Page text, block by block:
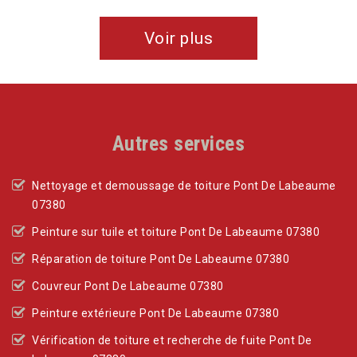
Voir plus
Autres services
Nettoyage et demoussage de toiture Pont De Labeaume
07380
Peinture sur tuile et toiture Pont De Labeaume 07380
Réparation de toiture Pont De Labeaume 07380
Couvreur Pont De Labeaume 07380
Peinture extérieure Pont De Labeaume 07380
Vérification de toiture et recherche de fuite Pont De